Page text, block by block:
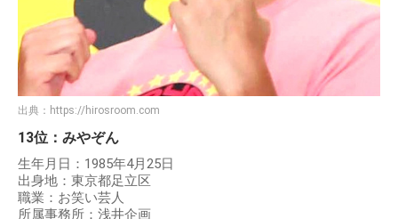
出典： https://hirosroom.com
13位：みやぞん
生年月日：1985年4月25日
出身地：東京都足立区
職業：お笑い芸人
所属事務所：浅井企画